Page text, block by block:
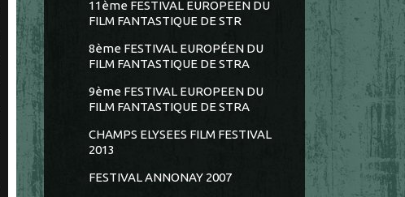
11ème FESTIVAL EUROPEEN DU
FILM FANTASTIQUE DE STR
8ème FESTIVAL EUROPÉEN DU
FILM FANTASTIQUE DE STRA
9ème FESTIVAL EUROPEEN DU
FILM FANTASTIQUE DE STRA
CHAMPS ELYSEES FILM FESTIVAL
2013
FESTIVAL ANNONAY 2007